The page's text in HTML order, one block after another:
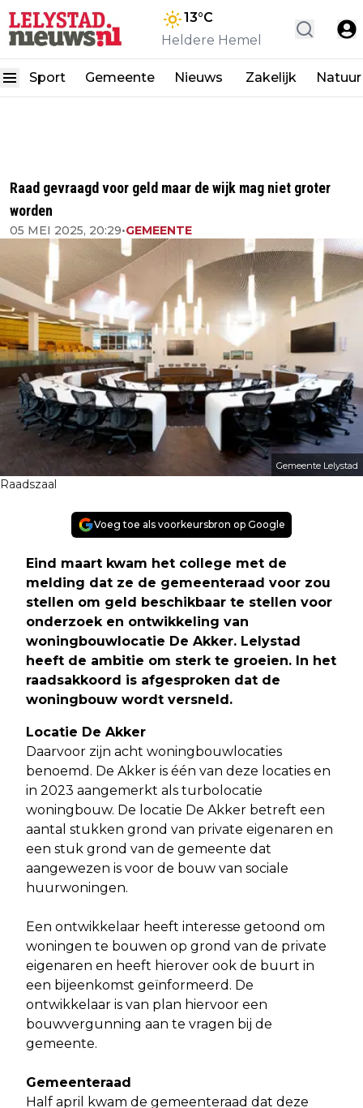
13°C
Heldere Hemel
Sport Gemeente Nieuws Zakelijk Natuur
Raad gevraagd voor geld maar de wijk mag niet groter
worden
05 MEI 2025, 20:29•GEMEENTE
Gemeente Lelystad
Raadszaal
Voeg toe als voorkeursbron op Google
Eind maart kwam het college met de
melding dat ze de gemeenteraad voor zou
stellen om geld beschikbaar te stellen voor
onderzoek en ontwikkeling van
woningbouwlocatie De Akker. Lelystad
heeft de ambitie om sterk te groeien. In het
raadsakkoord is afgesproken dat de
woningbouw wordt versneld.
Locatie De Akker
Daarvoor zijn acht woningbouwlocaties
benoemd. De Akker is één van deze locaties en
in 2023 aangemerkt als turbolocatie
woningbouw. De locatie De Akker betreft een
aantal stukken grond van private eigenaren en
een stuk grond van de gemeente dat
aangewezen is voor de bouw van sociale
huurwoningen.
Een ontwikkelaar heeft interesse getoond om
woningen te bouwen op grond van de private
eigenaren en heeft hierover ook de buurt in
een bijeenkomst geïnformeerd. De
ontwikkelaar is van plan hiervoor een
bouwvergunning aan te vragen bij de
gemeente.
Gemeenteraad
Half april kwam de gemeenteraad dat deze